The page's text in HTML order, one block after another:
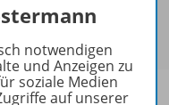
notwendigen
und Anzeigen zu
soziale Medien
auf unserer